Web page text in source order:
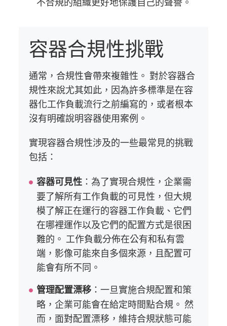
容器合規性挑戰
通常，合規性會帶來複雜性。 對於容器合
規性來說尤其如此，因為許多標準是在容
器化工作負載流行之前編寫的，或者根本
沒有明確說明容器使用案例。
實現容器合規性涉及的一些最常見的挑戰
包括：
容器可見性 ：為了實現合規性，企業需
要了解所有工作負載的可見性，但大規
模了解正在運行的容器工作負載、它們
在哪裡運作以及它們的配置方式是很困
難的。 工作負載分佈在公有和私有雲
端，影像可能來自多個來源，且配置可
能會有所不同。
管理配置漂移 ：一旦實施合規配置和策
略，企業可能會在給定時間點合規。 然
而，面對配置漂移，維持合規狀態可能